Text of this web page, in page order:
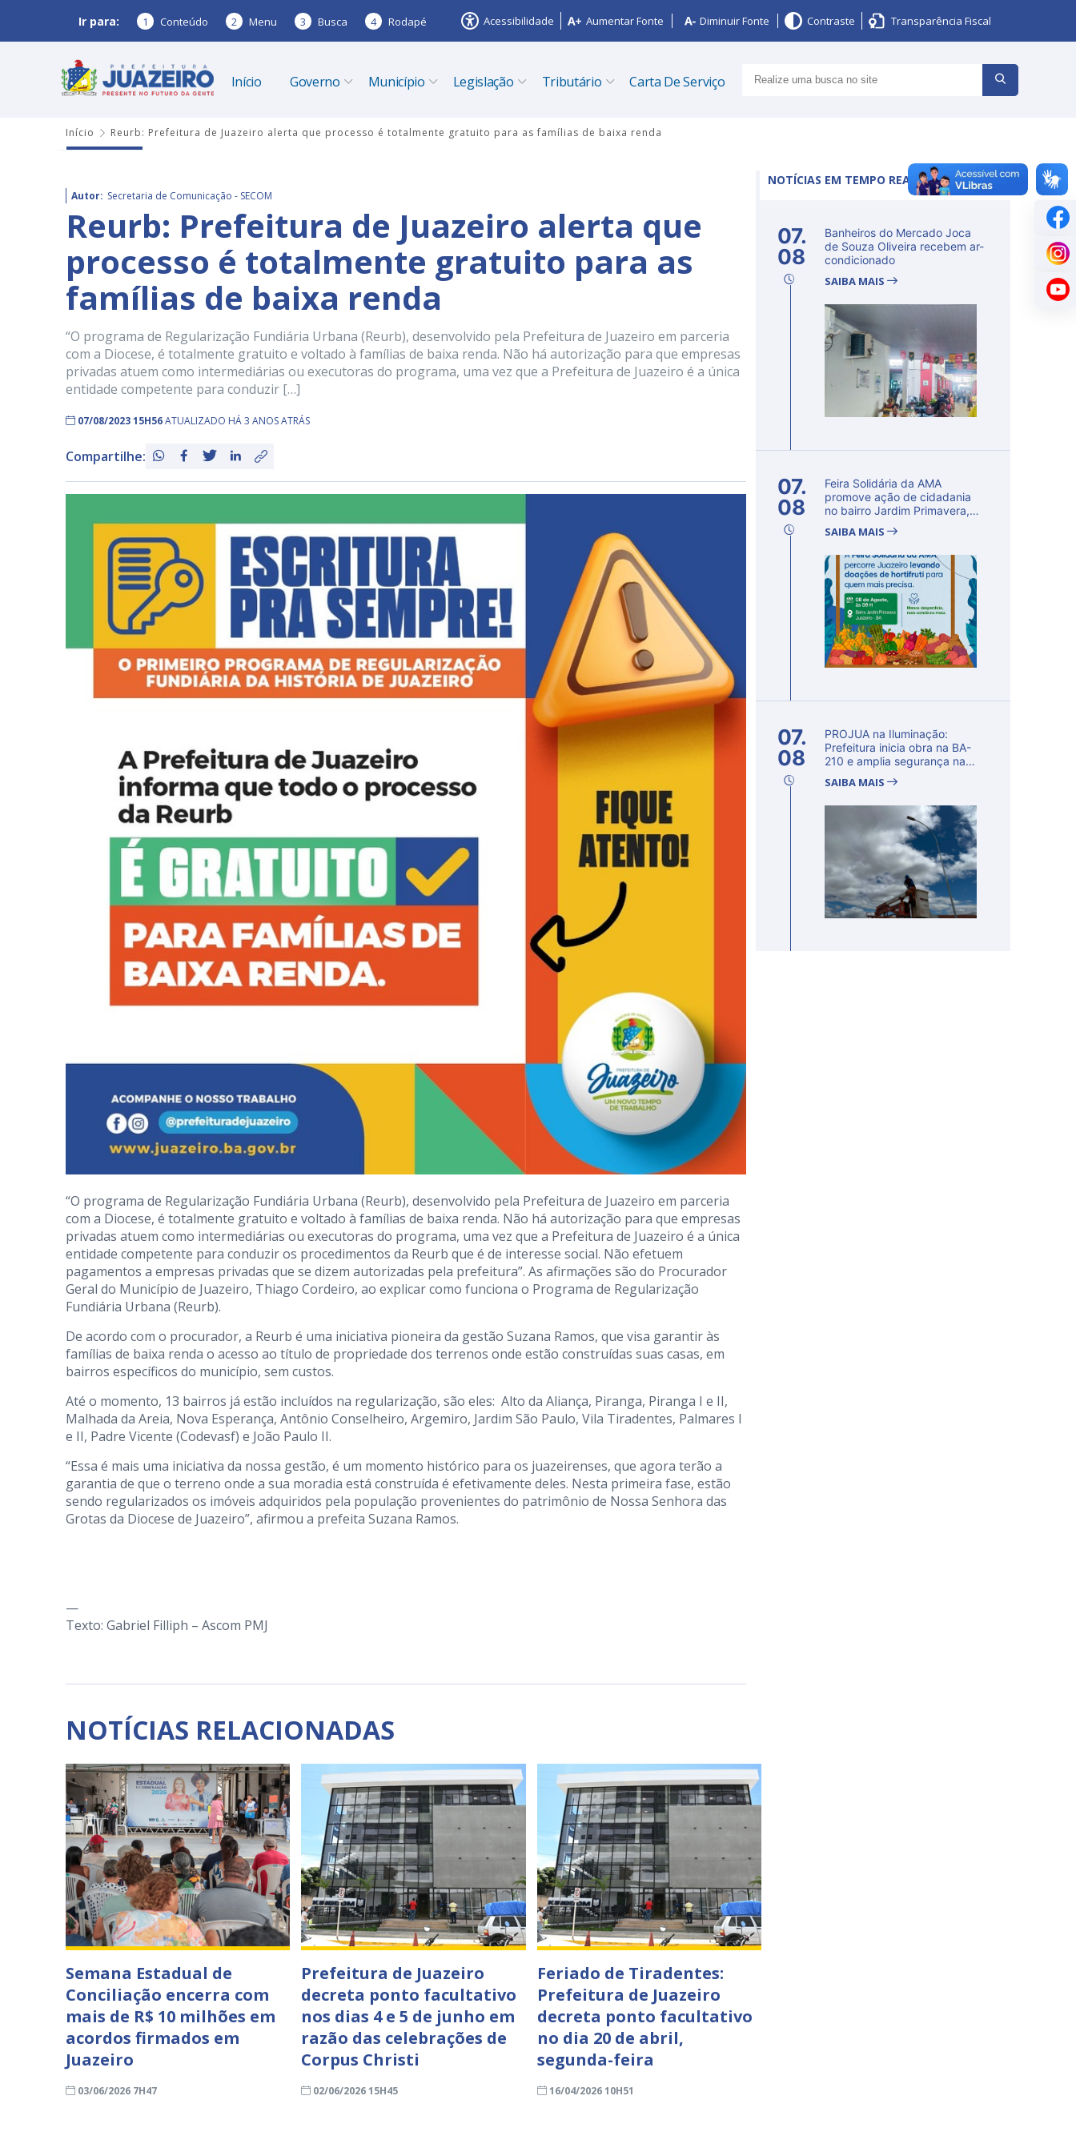
Ir para: 1 Conteúdo 2 Menu 3 Busca 4 Rodapé Acessibilidade Aumentar Fonte Diminuir Fonte Contraste Transparência Fiscal
Início Governo Município Legislação Tributário Carta De Serviço
Início Reurb: Prefeitura de Juazeiro alerta que processo é totalmente gratuito para as famílias de baixa renda
Autor: Secretaria de Comunicação - SECOM
Reurb: Prefeitura de Juazeiro alerta que
processo é totalmente gratuito para as
famílias de baixa renda
“O programa de Regularização Fundiária Urbana (Reurb), desenvolvido pela Prefeitura de Juazeiro em parceria
com a Diocese, é totalmente gratuito e voltado à famílias de baixa renda. Não há autorização para que empresas
privadas atuem como intermediárias ou executoras do programa, uma vez que a Prefeitura de Juazeiro é a única
entidade competente para conduzir […]
07/08/2023 15H56ATUALIZADO HÁ 3 ANOS ATRÁS
Compartilhe:
“O programa de Regularização Fundiária Urbana (Reurb), desenvolvido pela Prefeitura de Juazeiro em parceria
com a Diocese, é totalmente gratuito e voltado à famílias de baixa renda. Não há autorização para que empresas
privadas atuem como intermediárias ou executoras do programa, uma vez que a Prefeitura de Juazeiro é a única
entidade competente para conduzir os procedimentos da Reurb que é de interesse social. Não efetuem
pagamentos a empresas privadas que se dizem autorizadas pela prefeitura”. As afirmações são do Procurador
Geral do Município de Juazeiro, Thiago Cordeiro, ao explicar como funciona o Programa de Regularização
Fundiária Urbana (Reurb).
De acordo com o procurador, a Reurb é uma iniciativa pioneira da gestão Suzana Ramos, que visa garantir às
famílias de baixa renda o acesso ao título de propriedade dos terrenos onde estão construídas suas casas, em
bairros específicos do município, sem custos.
Até o momento, 13 bairros já estão incluídos na regularização, são eles: Alto da Aliança, Piranga, Piranga I e II,
Malhada da Areia, Nova Esperança, Antônio Conselheiro, Argemiro, Jardim São Paulo, Vila Tiradentes, Palmares I
e II, Padre Vicente (Codevasf) e João Paulo II.
“Essa é mais uma iniciativa da nossa gestão, é um momento histórico para os juazeirenses, que agora terão a
garantia de que o terreno onde a sua moradia está construída é efetivamente deles. Nesta primeira fase, estão
sendo regularizados os imóveis adquiridos pela população provenientes do patrimônio de Nossa Senhora das
Grotas da Diocese de Juazeiro”, afirmou a prefeita Suzana Ramos.
—
Texto: Gabriel Filliph – Ascom PMJ
NOTÍCIAS RELACIONADAS
Semana Estadual de
Conciliação encerra com
mais de R$ 10 milhões em
acordos firmados em
Juazeiro
03/06/2026 7H47
Prefeitura de Juazeiro
decreta ponto facultativo
nos dias 4 e 5 de junho em
razão das celebrações de
Corpus Christi
02/06/2026 15H45
Feriado de Tiradentes:
Prefeitura de Juazeiro
decreta ponto facultativo
no dia 20 de abril,
segunda-feira
16/04/2026 10H51
NOTÍCIAS EM TEMPO REAL
07.
08
Banheiros do Mercado Joca
de Souza Oliveira recebem ar-
condicionado
SAIBA MAIS
07.
08
Feira Solidária da AMA
promove ação de cidadania
no bairro Jardim Primavera,
SAIBA MAIS
07.
08
PROJUA na Iluminação:
Prefeitura inicia obra na BA-
210 e amplia segurança na
SAIBA MAIS